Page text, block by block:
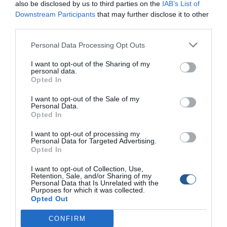
also be disclosed by us to third parties on the IAB’s List of
Downstream Participants that may further disclose it to other
Personal Data Processing Opt Outs
I want to opt-out of the Sharing of my
personal data.
Opted In
I want to opt-out of the Sale of my
Personal Data.
Opted In
I want to opt-out of processing my
Personal Data for Targeted Advertising.
Opted In
I want to opt-out of Collection, Use,
Retention, Sale, and/or Sharing of my
Personal Data that Is Unrelated with the
Purposes for which it was collected.
Opted Out
CONFIRM
Συνελήφθησαν σήμερα Πέμπτη (04-02-2021) τις πρώτες
πρωινές ώρες σε περιοχή του νομού Λάρισας, από
αστυνομικούς της Ομάδας Πρόληψης και Καταστολής
για παράβαση της νομοθεσίας περί αλιείας. Ειδικότερα, οι
αυτοκίνητο, το οποίο ήταν έμφορτο με: – μία (1) φουσκωτή
βάρκα, – δώδεκα (12) […]